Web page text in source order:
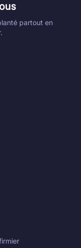
partout en